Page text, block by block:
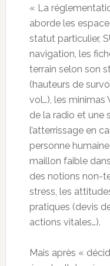
« La
aborde les
statut particulier,
navigation, les
terrain selon son
(hauteurs de
vol…), les minimas
de la radio et une
l’atterrissage en
personne
maillon faible
des notions non-
stress, les
pratiques (devis
actions vitales…).
Mais après «